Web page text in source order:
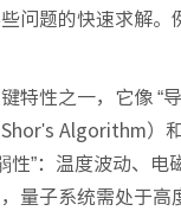
问题的快速求解
特性之一，它像
Algorithm）
性”：温度波动、
量子系统需处于